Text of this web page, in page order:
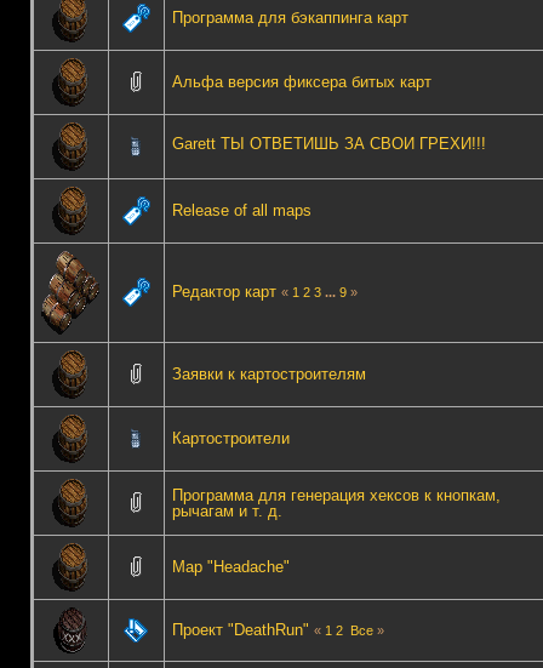
Программа для бэкаппинга карт
Альфа версия фиксера битых карт
Garett ТЫ ОТВЕТИШЬ ЗА СВОИ ГРЕХИ!!!
Release of all maps
Редактор карт « 1 2 3 ... 9»
Заявки к картостроителям
Картостроители
Программа для генерация хексов к кнопкам,
рычагам и т. д.
Map "Headache"
Проект "DeathRun" « 1 2 Все»